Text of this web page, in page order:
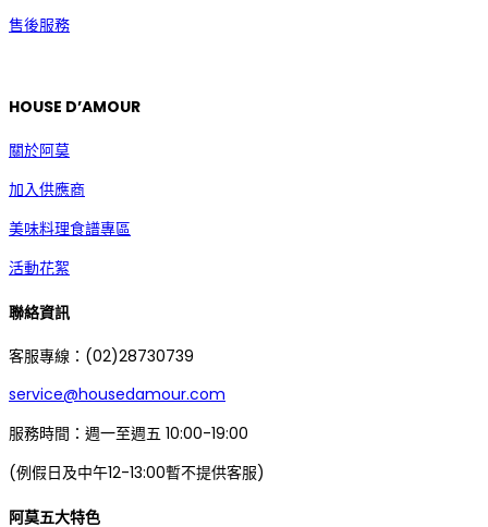
售後服務
HOUSE D’AMOUR
關於阿莫
加入供應商
美味料理食譜專區
活動花絮
聯絡資訊
客服專線：(02)28730739
service@housedamour.com
服務時間：週一至週五 10:00-19:00
(例假日及中午12-13:00暫不提供客服)
阿莫五大特色